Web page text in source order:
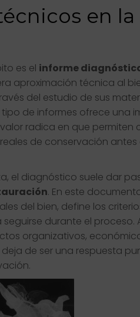
en la
es el informe
aproximación técnica al
del estudio de sus
de informes ofrece una
radica en que permiten
de conservación
el diagnóstico suele dar
. En este
del bien, define los
durante el proceso.
organizativos,
de ser una respuesta